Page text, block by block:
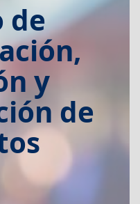
de
y
de